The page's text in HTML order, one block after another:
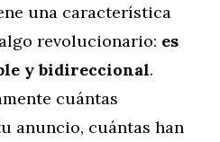
una característica
revolucionario: es
y bidireccional.
cuántas
anuncio, cuántas han